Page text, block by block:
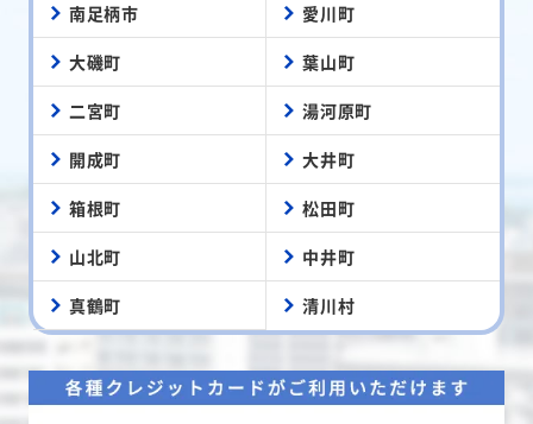
南足柄市 愛川町
大磯町 葉山町
二宮町 湯河原町
開成町 大井町
箱根町 松田町
山北町 中井町
真鶴町 清川村